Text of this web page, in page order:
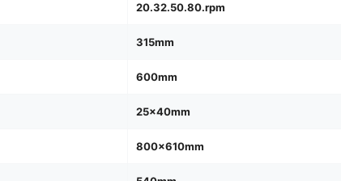
20.32.50.80.rpm
315mm
600mm
25×40mm
800×610mm